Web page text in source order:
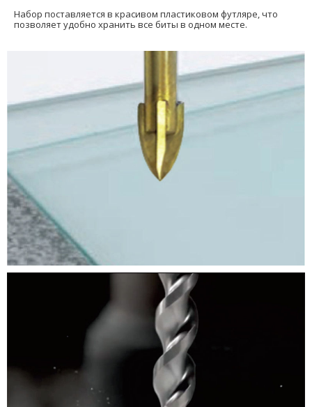
Набор поставляется в красивом пластиковом футляре, что
позволяет удобно хранить все биты в одном месте.